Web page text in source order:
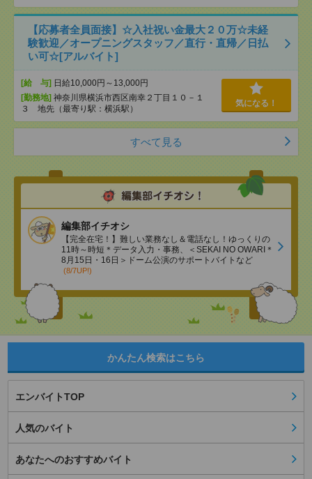
【応募者全員面接】☆入社祝い金最大２０万☆未経
験歓迎／オープニングスタッフ／直行・直帰／日払
い可☆[アルバイト]
[給 与] 日給10,000円～13,000円
[勤務地] 神奈川県横浜市西区南幸２丁目１０－１
３ 地先（最寄り駅：横浜駅）
気になる！
すべて見る
編集部イチオシ
【完全在宅！】難しい業務なし＆電話なし！ゆっくりの
11時～時短＊データ入力・事務、＜SEKAI NO OWARI＊
8月15日・16日＞ドーム公演のサポートバイトなど
(8/7UP!)
かんたん検索はこちら
エンバイトTOP
人気のバイト
あなたへのおすすめバイト